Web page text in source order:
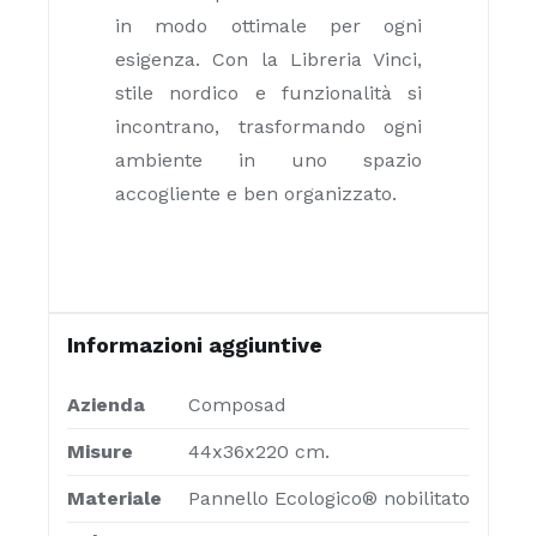
in modo ottimale per ogni
esigenza. Con la Libreria Vinci,
stile nordico e funzionalità si
incontrano, trasformando ogni
ambiente in uno spazio
accogliente e ben organizzato.
Informazioni aggiuntive
Azienda Composad
Misure 44x36x220 cm.
Materiale
Pannello Ecologico® nobilitato